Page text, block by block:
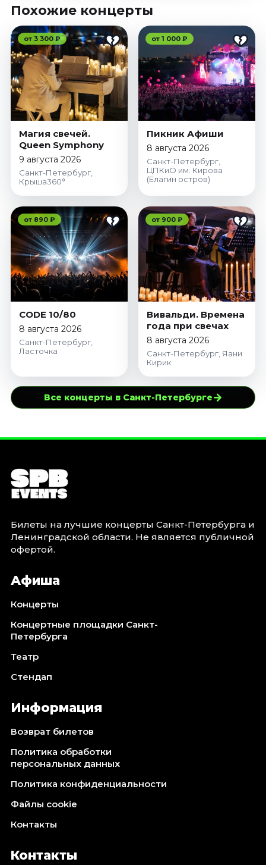
Похожие концерты
от 3 300 ₽
Магия свечей.
Queen Symphony
9 августа 2026
Санкт-Петербург,
Крыша360°
от 1 000 ₽
Пикник Афиши
8 августа 2026
Санкт-Петербург,
ЦПКиО им. Кирова
(Елагин остров)
от 890 ₽
CODE 10/80
8 августа 2026
Санкт-Петербург,
Ласточка
от 900 ₽
Вивальди. Времена
года при свечах
8 августа 2026
Санкт-Петербург, Яани
Кирик
Все концерты в Санкт-Петербурге→
Билеты на лучшие концерты Санкт-Петербурга и
Ленинградской области. Не является публичной
офертой.
Афиша
Концерты
Концертные площадки Санкт-
Петербурга
Театр
Стендап
Информация
Возврат билетов
Политика обработки
персональных данных
Политика конфиденциальности
Файлы cookie
Контакты
Контакты